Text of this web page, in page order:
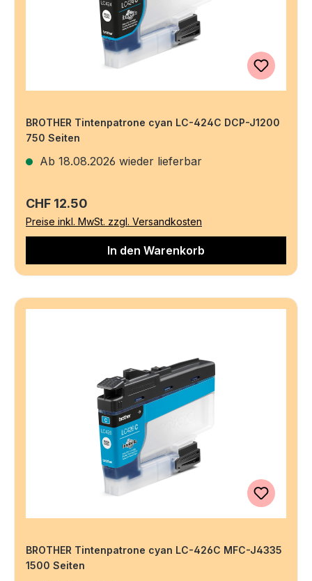
BROTHER Tintenpatrone cyan LC-424C DCP-J1200
750 Seiten
Ab 18.08.2026 wieder lieferbar
Regulärer Preis:
CHF 12.50
Preise inkl. MwSt. zzgl. Versandkosten
In den Warenkorb
BROTHER Tintenpatrone cyan LC-426C MFC-J4335
1500 Seiten